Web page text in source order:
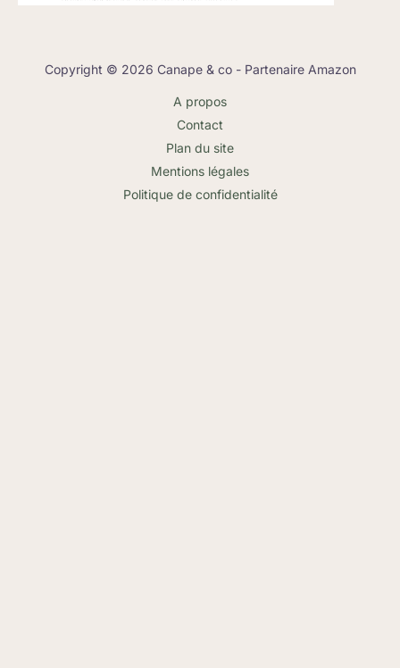
Copyright © 2026 Canape & co - Partenaire Amazon
A propos
Contact
Plan du site
Mentions légales
Politique de confidentialité